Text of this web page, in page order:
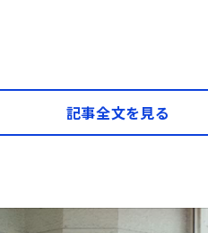
記事全文を見る